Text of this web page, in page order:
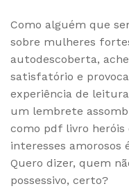
Como alguém que
sobre mulheres
autodescoberta,
satisfatório e
experiência de
um lembrete
como pdf livro heróis
interesses amorosos
Quero dizer, quem
possessivo, certo?